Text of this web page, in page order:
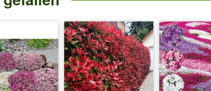
in die Erde einpflanzen. habe richtig mit einem
dauern bis die knospen bilden